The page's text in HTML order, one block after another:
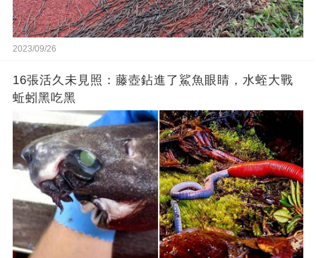
2023/09/26
16張活久未見照：藤壺鉆進了鯊魚眼睛，水蛭大戰
蚯蚓黑吃黑